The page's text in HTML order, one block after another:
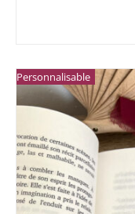
Personnalisable